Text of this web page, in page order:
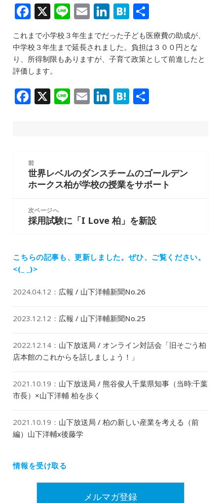
F
a
c
e
b
o
o
X Li
n
e
E
m
ai
l
Li
n
k
e
n
H
at
e
n
有
これまで小学校３年生までだった子ども医療費の助成が、
中学校３年生まで延長されました。負担は３００円とな
り、所得制限もありますが、子育て政策として前進したと
評価します。
F
b
o
o
k
X Li E Li
n
H
前
前
の
稿:
世界レベルのダンスチームのゴールデン
ホークス柏が学校の授業をサポート
次ページへ
次
稿:
採用試験に「I Love 柏」を新設
こちらの記事も、更新しました。ぜひ、ご覧ください。
<(_ _)>
2024.04.12 ： 広報 / 山下洋輔新聞No.26
2023.12.12 ： 広報 / 山下洋輔新聞No.25
2022.12.14 ： 山下放送局 / オンライン対話会「旧そごう柏
店本館のこれからを話しましょう！」
2021.10.19 ： 山下放送局 / 熊谷俊人千葉県知事（当時:千葉
市長）×山下洋輔 柏を歩く
2021.10.19 ： 山下放送局 / 柏の新しい産業を考える（前
編）山下洋輔x後藤学
情報を受け取る
メルマガ登録